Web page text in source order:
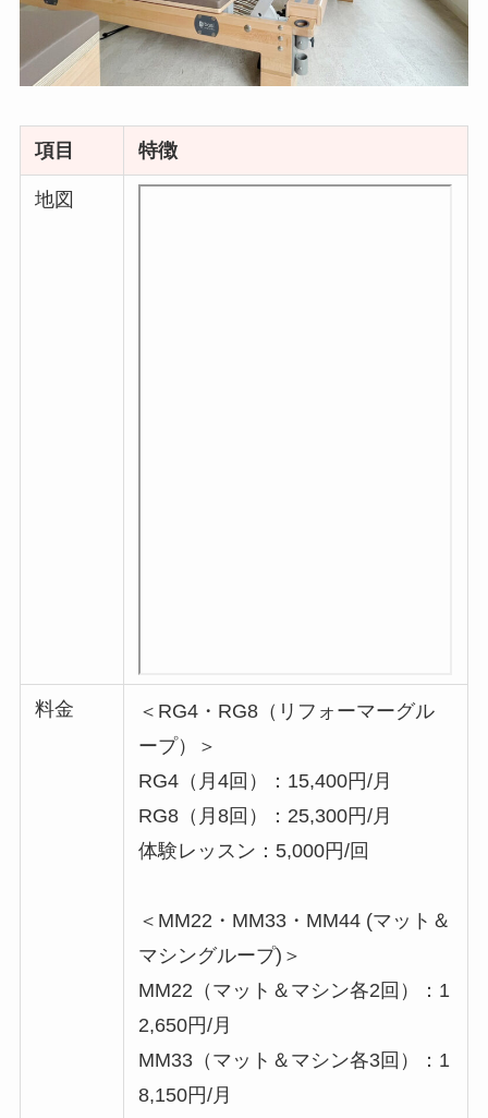
項目 特徴
地図
料金
＜RG4・RG8（リフォーマーグル
ープ）＞
RG4（月4回）：15,400円/月
RG8（月8回）：25,300円/月
体験レッスン：5,000円/回
＜MM22・MM33・MM44 (マット＆
マシングループ)＞
MM22（マット＆マシン各2回）：1
2,650円/月
MM33（マット＆マシン各3回）：1
8,150円/月